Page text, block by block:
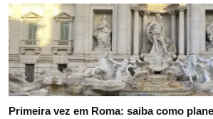
Primeira vez em Roma: saiba como